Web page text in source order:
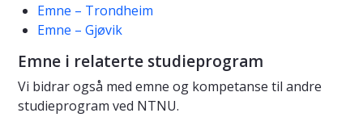
Emne – Trondheim
Emne – Gjøvik
Emne i relaterte studieprogram
Vi bidrar også med emne og kompetanse til andre
studieprogram ved NTNU.